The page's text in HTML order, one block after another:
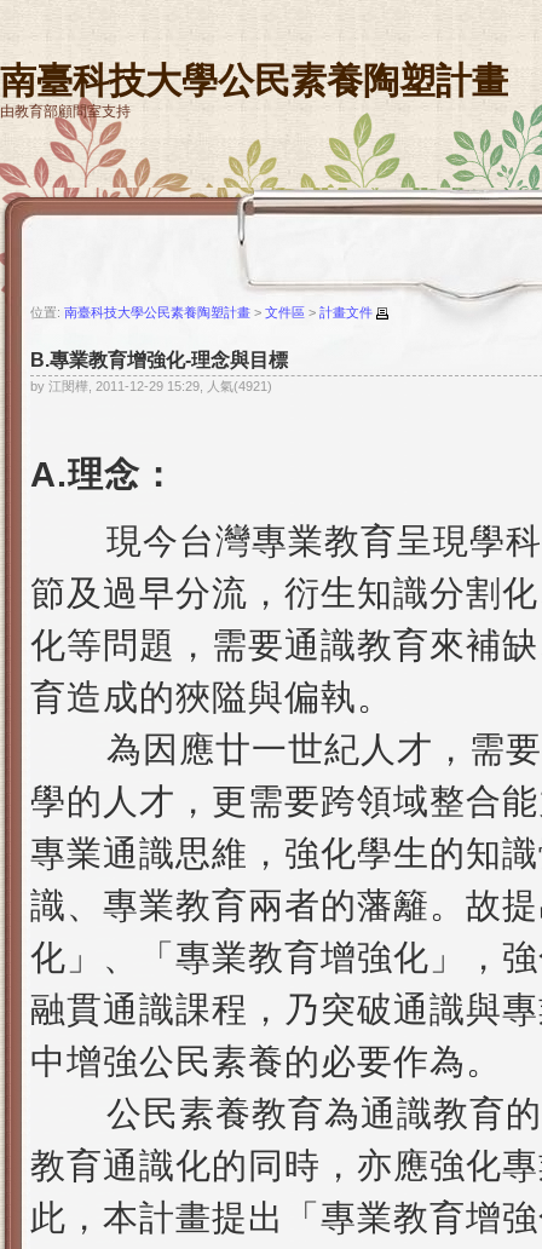
南臺科技大學公民素養陶塑計畫
由教育部顧問室支持
位置: 南臺科技大學公民素養陶塑計畫 > 文件區 > 計畫文件
B.專業教育增強化-理念與目標
by 江閔樺, 2011-12-29 15:29, 人氣(4921)
A.理念：
現今台灣專業教育呈現學科
節及過早分流，衍生知識分割
化等問題，需要通識教育來補
育造成的狹隘與偏執。
為因應廿一世紀人才，需要
學的人才，更需要跨領域整合
專業通識思維，強化學生的知
識、專業教育兩者的藩籬。故
化」、「專業教育增強化」，
融貫通識課程，乃突破通識與
中增強公民素養的必要作為。
公民素養教育為通識教育的
教育通識化的同時，亦應強化
此，本計畫提出「專業教育增